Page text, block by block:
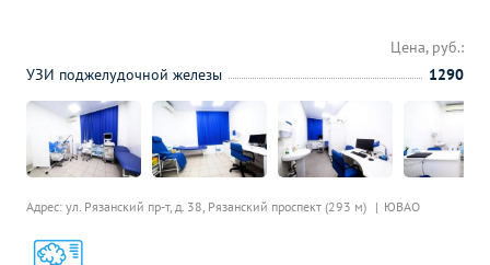
Адрес: ул. Рязанский пр-т, д. 38, Рязанский проспект (293 м) ЮВАО
Цена, руб.:
УЗИ поджелудочной железы
1290